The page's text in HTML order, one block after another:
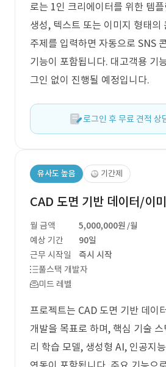
로는 1인 크리에이터를 위한 템
생성, 텍스트 또는 이미지 형태의
주제를 입력하면 자동으로 SNS
기능이 포함됩니다. 대고객용 기
그인 없이 진행될 예정입니다.
로그인 후 무료 견적 상
유사도 높음 기간제
CAD 도면 기반 데이터/이
월 금액 5,000,000원 /월
예상 기간
90일
근무 시작일
즉시 시작
풀스택 개발자
미드 레벨
프로젝트는 CAD 도면 기반 데이
개발을 목표로 하며, 핵심 기술
리 학습 모델, 생성형 AI, 인공지